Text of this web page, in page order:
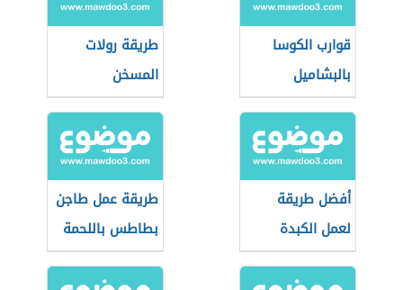
قوارب الكوسا
بالبشاميل
طريقة رولات
المسخن
أفضل طريقة
لعمل الكبدة
الإسكندرانى
طريقة عمل طاجن
بطاطس باللحمة